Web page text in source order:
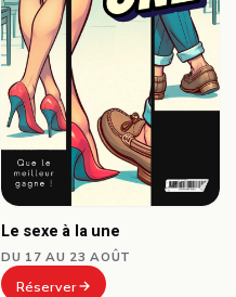
Le sexe à la une
DU 17 AU 23 AOÛT
Réserver